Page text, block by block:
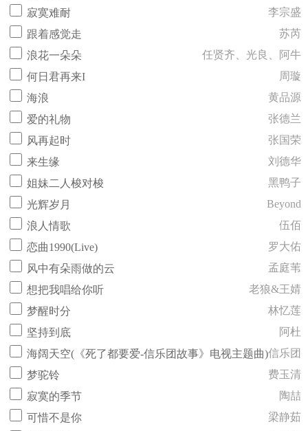
寂寞难耐
李宗盛
跟着感觉走
苏芮
浪花一朵朵
任贤齐、光良、阿牛
何日君再来I
周璇
海浪
黄品源
爱的礼物
张德兰
风再起时
张国荣
来生缘
刘德华
姐妹二人梭对梭
黑鸭子
光辉岁月
Beyond
浪人情歌
伍佰
恋曲1990(Live)
罗大佑
风中有朵雨做的云
孟庭苇
想把我唱给你听
老狼&王婧
梦醒时分
林忆莲
坚持到底
阿杜
海阔天空(《死了都要爱-信乐团故事》电视主题曲)信乐团
梦驼铃
费玉清
寂寞的季节
陶喆
可惜不是你
梁静茹